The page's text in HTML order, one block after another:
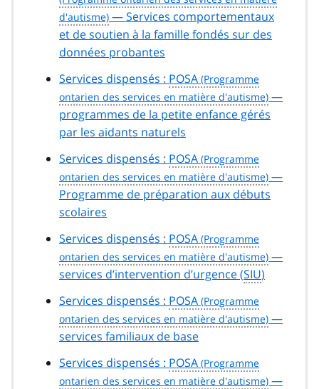
— Services comportementaux
et de soutien à la famille fondés sur des
données probantes
Services dispensés : POSA
—
programmes de la petite enfance gérés
par les aidants naturels
Services dispensés : POSA
—
Programme de préparation aux débuts
scolaires
Services dispensés : POSA
—
services d’intervention d’urgence (SIU)
Services dispensés : POSA
—
services familiaux de base
Services dispensés : POSA
—